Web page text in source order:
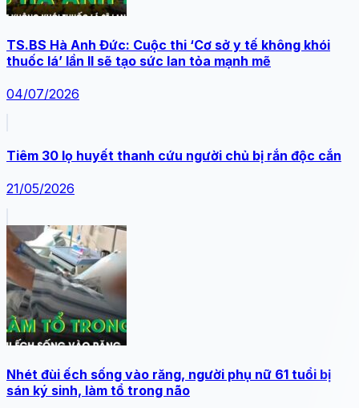
TS.BS Hà Anh Đức: Cuộc thi ‘Cơ sở y tế không khói
thuốc lá’ lần II sẽ tạo sức lan tỏa mạnh mẽ
04/07/2026
Tiêm 30 lọ huyết thanh cứu người chủ bị rắn độc cắn
21/05/2026
Nhét đùi ếch sống vào răng, người phụ nữ 61 tuổi bị
sán ký sinh, làm tổ trong não